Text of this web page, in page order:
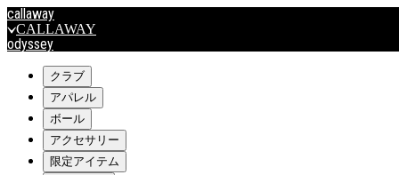
callaway
CALLAWAY
odyssey
travismathew
outlet
OUTLET
クラブ
アパレル
ボール
アクセサリー
限定アイテム